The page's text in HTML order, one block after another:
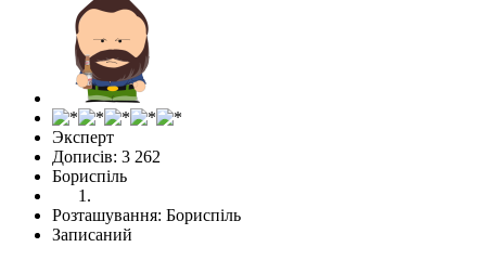
Эксперт
Дописів: 3 262
Бориспіль
Розташування: Бориспіль
Записаний